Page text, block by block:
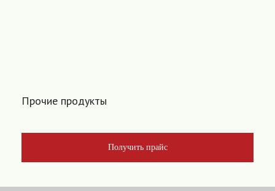
Прочие продукты
Получить прайс